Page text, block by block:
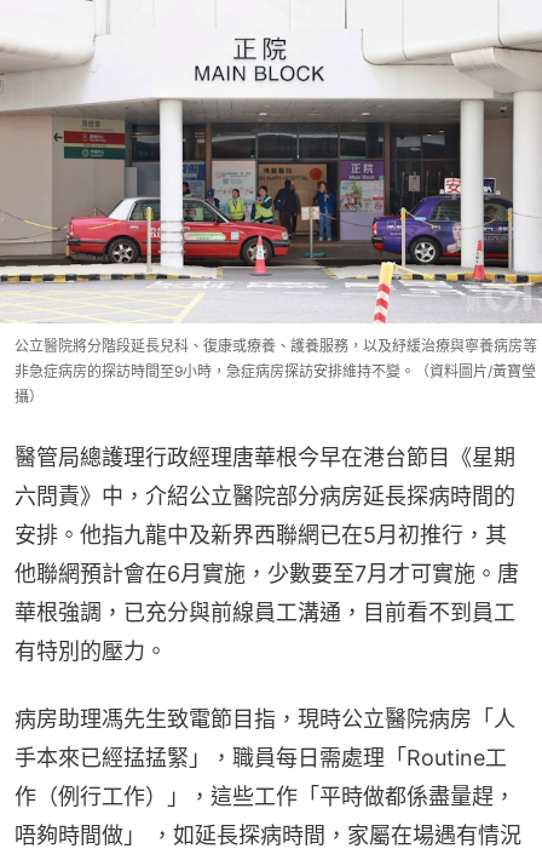
公立醫院將分階段延長兒科、復康或療養、護養服務，以及紓緩治療與寧養病房等
非急症病房的探訪時間至9小時，急症病房探訪安排維持不變。（資料圖片/黃寶瑩
攝）
醫管局總護理行政經理唐華根今早在港台節目《星期
六問責》中，介紹公立醫院部分病房延長探病時間的
安排。他指九龍中及新界西聯網已在5月初推行，其
他聯網預計會在6月實施，少數要至7月才可實施。唐
華根強調，已充分與前線員工溝通，目前看不到員工
有特別的壓力。
病房助理馮先生致電節目指，現時公立醫院病房「人
手本來已經掹掹緊」，職員每日需處理「Routine工
作（例行工作）」，這些工作「平時做都係盡量趕，
唔夠時間做」 ，如延長探病時間，家屬在場遇有情況